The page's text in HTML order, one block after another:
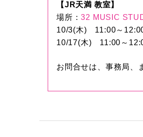
【JR天満 教室】
場所：32 MUSIC
10/3(木) 11:00～12:00
10/17(木) 11:00～
お問合せは、事務局、